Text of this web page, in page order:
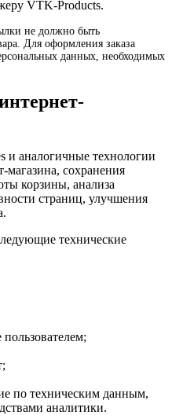
VTK-Products.
не должно быть
Для оформления заказа
данных, необходимых
и аналогичные технологии
магазина, сохранения
корзины, анализа
страниц, улучшения
технические
по техническим данным,
аналитики.